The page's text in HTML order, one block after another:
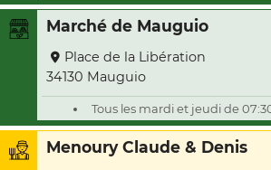
Marché de Mauguio
Place de la Libération
34130 Mauguio
Tous les mardi et jeudi de
Menoury Claude & Denis